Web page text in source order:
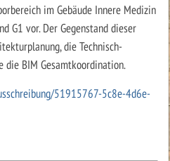
im Gebäude Innere Medizin
G1 vor. Der Gegenstand dieser
die Technisch-
die BIM Gesamtkoordination.
51915767-5c8e-4d6e-